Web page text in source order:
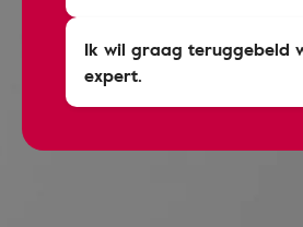
Ik wil graag teruggebeld
expert.